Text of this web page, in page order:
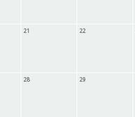
21 22
28 29